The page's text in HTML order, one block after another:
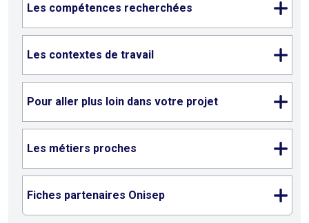
Les compétences recherchées
Les contextes de travail
Pour aller plus loin dans votre projet
Les métiers proches
Fiches partenaires Onisep